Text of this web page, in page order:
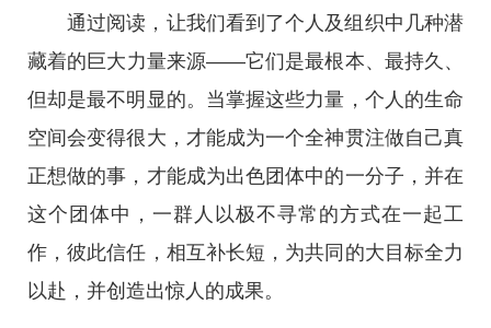
通过阅读，让我们看到了个人及组织中几种潜
藏着的巨大力量来源——它们是最根本、最持久、
但却是最不明显的。当掌握这些力量，个人的生命
空间会变得很大，才能成为一个全神贯注做自己真
正想做的事，才能成为出色团体中的一分子，并在
这个团体中，一群人以极不寻常的方式在一起工
作，彼此信任，相互补长短，为共同的大目标全力
以赴，并创造出惊人的成果。